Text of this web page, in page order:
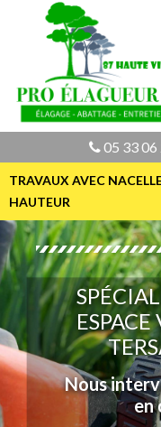
05 33 06
TRAVAUX AVEC
HAUTEUR
Nous
en